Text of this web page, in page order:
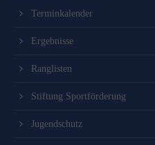
Terminkalender
Ergebnisse
Ranglisten
Stiftung Sportförderung
Jugendschutz